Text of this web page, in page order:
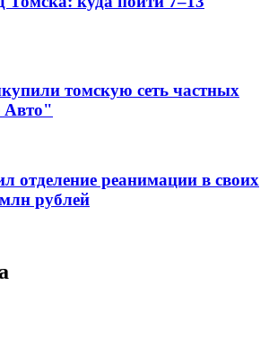
томскую сеть частных
Авто"
отделение реанимации в своих
рублей